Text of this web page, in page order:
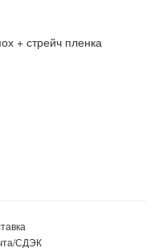
+ стрейч пленка
СДЭК